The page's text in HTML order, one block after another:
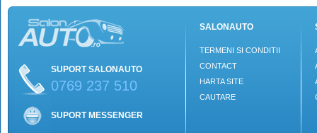
SUPORT SALONAUTO
0769 237 510
SUPORT MESSENGER
SALONAUTO
TERMENI SI CONDITII
CONTACT
HARTA SITE
CAUTARE